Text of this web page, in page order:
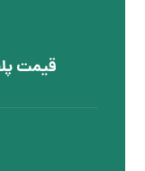
قیمت